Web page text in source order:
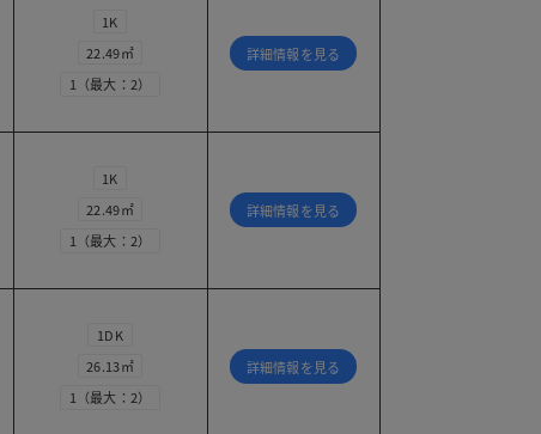
1K
22.49㎡
1（最大：2）
詳細情報を見る
1K
22.49㎡
1（最大：2）
詳細情報を見る
1DK
26.13㎡
1（最大：2）
詳細情報を見る